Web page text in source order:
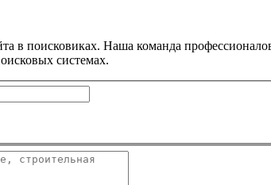
поисковиках. Наша команда
системах.